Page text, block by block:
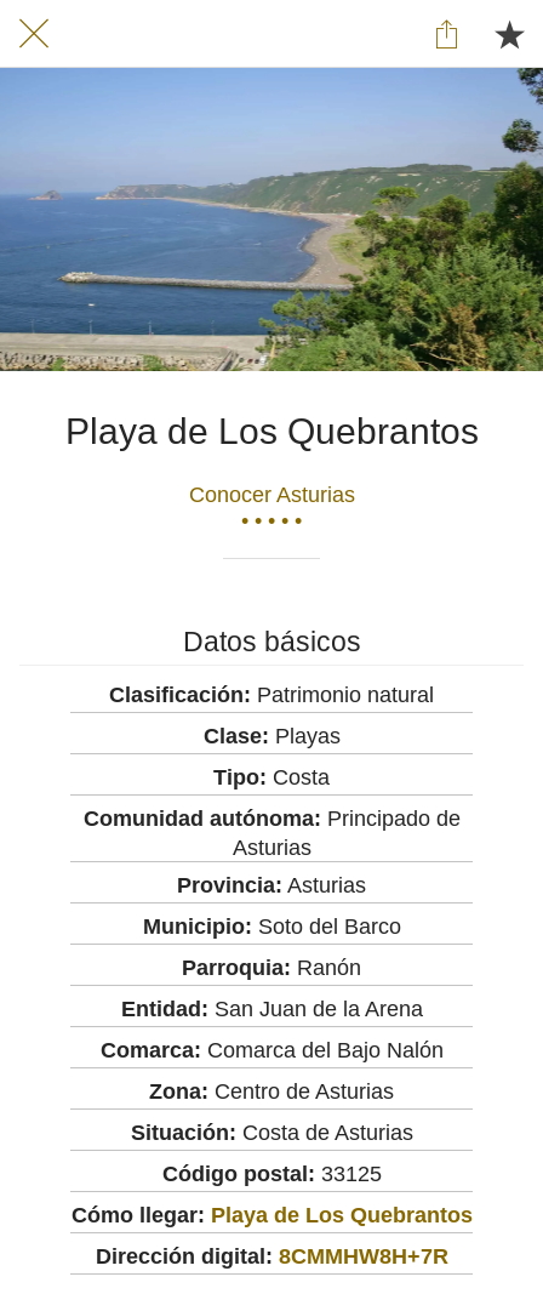
Playa de Los Quebrantos
Conocer Asturias
• • • • •
Datos básicos
Clasificación: Patrimonio natural
Clase: Playas
Tipo: Costa
Comunidad autónoma: Principado de
Asturias
Provincia: Asturias
Municipio: Soto del Barco
Parroquia: Ranón
Entidad: San Juan de la Arena
Comarca: Comarca del Bajo Nalón
Zona: Centro de Asturias
Situación: Costa de Asturias
Código postal: 33125
Cómo llegar: Playa de Los Quebrantos
Dirección digital: 8CMMHW8H+7R